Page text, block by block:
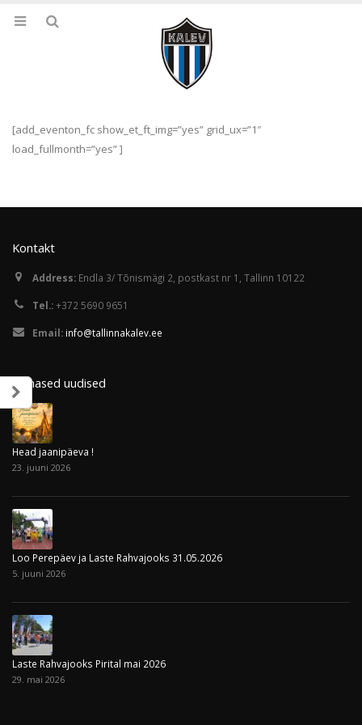
[add_eventon_fc show_et_ft_img=”yes” grid_ux=”1″
load_fullmonth=”yes” ]
Kontakt
Address: Endla 3/ Tõnismägi 2, postkast nr 1, Tallinn 10122
Tel.:+372 5690 9651
Email: info@tallinnakalev.ee
Viimased uudised
Head jaanipäeva !
23. juuni 2026
Loo Perepäev ja Laste Rahvajooks 31.05.2026
5. juuni 2026
Laste Rahvajooks Pirital mai 2026
29. mai 2026